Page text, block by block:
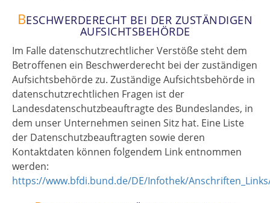
BESCHWERDERECHT BEI DER ZUSTÄNDIGEN
AUFSICHTSBEHÖRDE
Im Falle datenschutzrechtlicher Verstöße steht dem
Betroffenen ein Beschwerderecht bei der zuständigen
Aufsichtsbehörde zu. Zuständige Aufsichtsbehörde in
datenschutzrechtlichen Fragen ist der
Landesdatenschutzbeauftragte des Bundeslandes, in
dem unser Unternehmen seinen Sitz hat. Eine Liste
der Datenschutzbeauftragten sowie deren
Kontaktdaten können folgendem Link entnommen
werden:
https://www.bfdi.bund.de/DE/Infothek/